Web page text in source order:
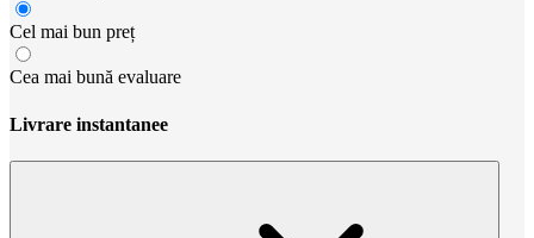
Cel mai bun preț
Cea mai bună evaluare
Livrare instantanee